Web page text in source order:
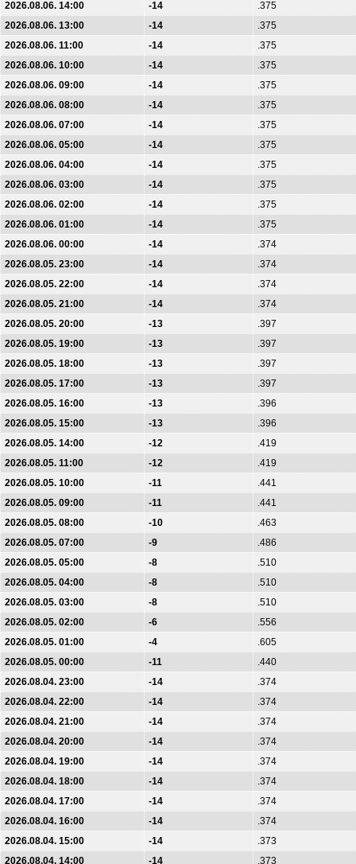
2026.08.06. 14:00
-14
.375
2026.08.06. 13:00
-14
.375
2026.08.06. 11:00
-14
.375
2026.08.06. 10:00
-14
.375
2026.08.06. 09:00
-14
.375
2026.08.06. 08:00
-14
.375
2026.08.06. 07:00
-14
.375
2026.08.06. 05:00
-14
.375
2026.08.06. 04:00
-14
.375
2026.08.06. 03:00
-14
.375
2026.08.06. 02:00
-14
.375
2026.08.06. 01:00
-14
.375
2026.08.06. 00:00
-14
.374
2026.08.05. 23:00
-14
.374
2026.08.05. 22:00
-14
.374
2026.08.05. 21:00
-14
.374
2026.08.05. 20:00
-13
.397
2026.08.05. 19:00
-13
.397
2026.08.05. 18:00
-13
.397
2026.08.05. 17:00
-13
.397
2026.08.05. 16:00
-13
.396
2026.08.05. 15:00
-13
.396
2026.08.05. 14:00
-12
.419
2026.08.05. 11:00
-12
.419
2026.08.05. 10:00
-11
.441
2026.08.05. 09:00
-11
.441
2026.08.05. 08:00
-10
.463
2026.08.05. 07:00
-9
.486
2026.08.05. 05:00
-8
.510
2026.08.05. 04:00
-8
.510
2026.08.05. 03:00
-8
.510
2026.08.05. 02:00
-6
.556
2026.08.05. 01:00
-4
.605
2026.08.05. 00:00
-11
.440
2026.08.04. 23:00
-14
.374
2026.08.04. 22:00
-14
.374
2026.08.04. 21:00
-14
.374
2026.08.04. 20:00
-14
.374
2026.08.04. 19:00
-14
.374
2026.08.04. 18:00
-14
.374
2026.08.04. 17:00
-14
.374
2026.08.04. 16:00
-14
.374
2026.08.04. 15:00
-14
.373
2026.08.04. 14:00
-14 .373